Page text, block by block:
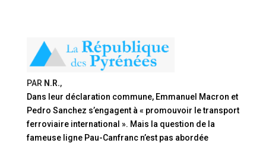
PAR N.R.,
Dans leur déclaration commune, Emmanuel Macron et
Pedro Sanchez s’engagent à « promouvoir le transport
ferroviaire international ». Mais la question de la
fameuse ligne Pau-Canfranc n’est pas abordée